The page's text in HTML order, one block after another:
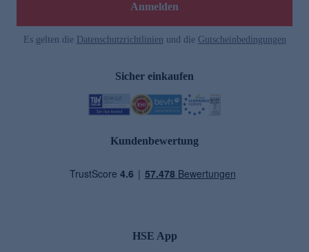
Anmelden
Es gelten die Datenschutzrichtlinien und die Gutscheinbedingungen
Sicher einkaufen
Kundenbewertung
HSE App